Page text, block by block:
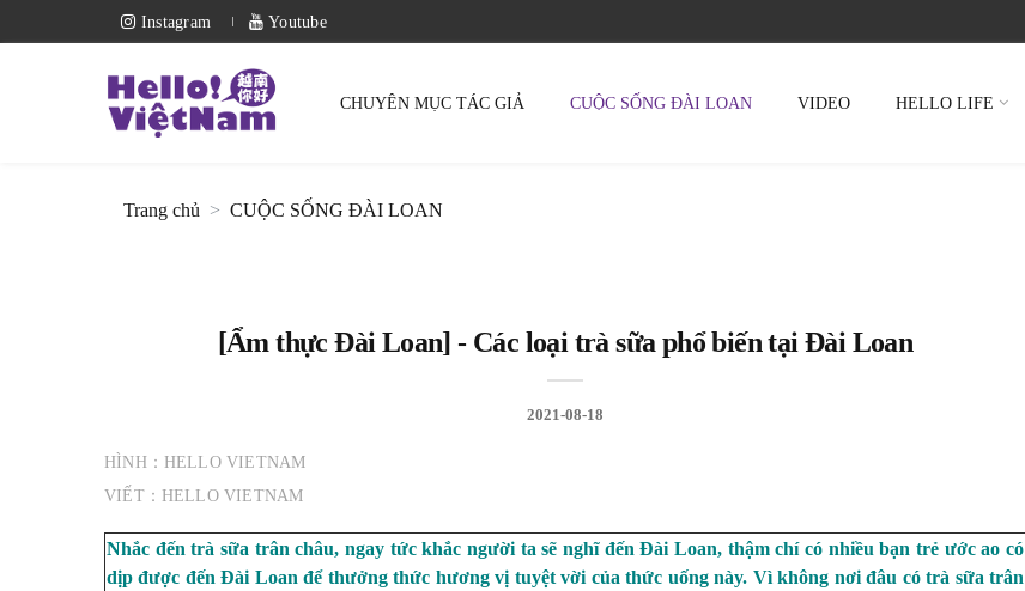
Instagram Youtube
CHUYÊN MỤC TÁC GIẢ CUỘC SỐNG ĐÀI LOAN VIDEO HELLO LIFE
Trang chủ CUỘC SỐNG ĐÀI LOAN
[Ẩm thực Đài Loan] - Các loại trà sữa phổ biến tại Đài Loan
2021-08-18
HÌNH：HELLO VIETNAM
VIẾT：HELLO VIETNAM
Nhắc đến trà sữa trân châu, ngay tức khắc người ta sẽ nghĩ đến Đài Loan, thậm chí có nhiều bạn trẻ ước ao có
dịp được đến Đài Loan để thưởng thức hương vị tuyệt vời của thức uống này. Vì không nơi đâu có trà sữa trân